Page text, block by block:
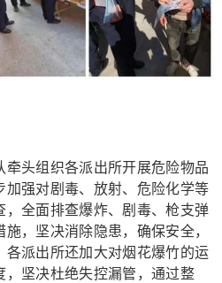
头组织各派出所开展危险物品
加强对剧毒、放射、危险化学等
，全面排查爆炸、剧毒、枪支弹
，坚决消除隐患，确保安全，
各派出所还加大对烟花爆竹的运
，坚决杜绝失控漏管，通过整